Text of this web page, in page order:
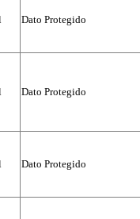
Dato Protegido
Dato Protegido
Dato Protegido